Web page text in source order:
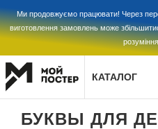
Ми продовжуємо працювати! Через
виготовлення замовлень може
КАТАЛОГ
БУКВЫ ДЛЯ